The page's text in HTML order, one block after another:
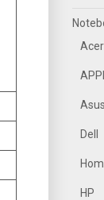
Acer
Asus
Dell
HP